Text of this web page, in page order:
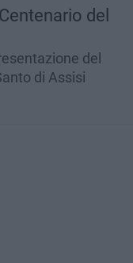
del
del
di Assisi